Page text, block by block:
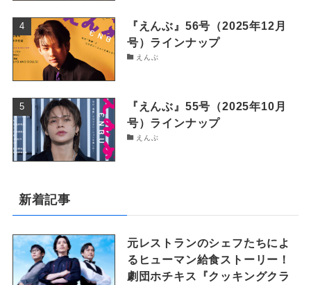
『えんぶ』56号（2025年12月
号）ラインナップ
えんぶ
『えんぶ』55号（2025年10月
号）ラインナップ
えんぶ
新着記事
元レストランのシェフたちによ
るヒューマン給食ストーリー！
劇団ホチキス『クッキングクラ